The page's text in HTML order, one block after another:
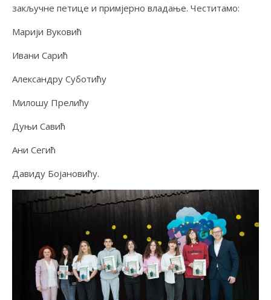
закључне петице и примјерно владање. Честитамо:
Марији Вуковић
Ивани Сарић
Александру Суботићу
Милошу Прелићу
Дуњи Савић
Ани Сегић
Давиду Бојановићу.